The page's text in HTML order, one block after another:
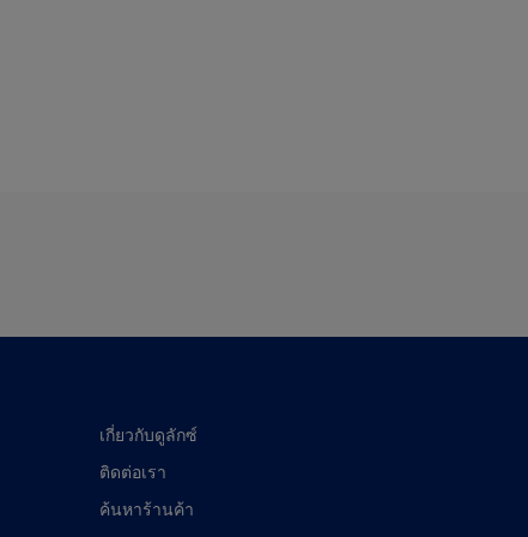
เกี่ยวกับดูลักซ์
ติดต่อเรา
ค้นหาร้านค้า